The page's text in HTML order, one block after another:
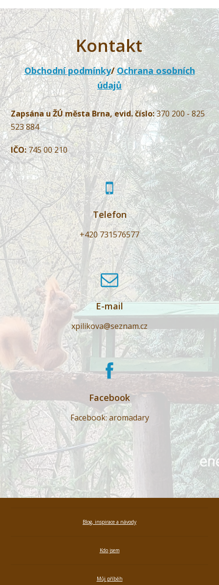
Kontakt
Obchodní podmínky/Ochrana osobních
údajů
Zapsána u ŽÚ města Brna, evid. číslo:370 200 - 825
523 884
IČO:745 00 210
Telefon
+420 731576577
E-mail
xpilikova@seznam.cz
Facebook
Facebook: aromadary
Blog, inspirace a návody
Kdo jsem
Můj příběh